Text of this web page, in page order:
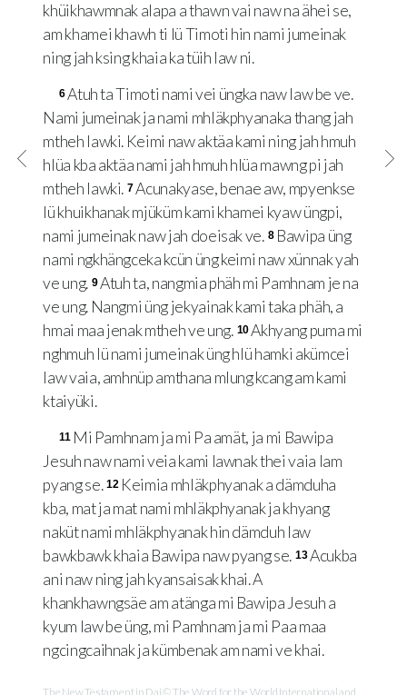
khüikhawmnak alapa a thawn vai naw na ähei se,
am khamei khawh ti lü Timoti hin nami jumeinak
ning jah ksing khaia ka tüih law ni.
6Atuh ta Timoti nami vei üngka naw law be ve.
Nami jumeinak ja nami mhläkphyanaka thang jah
mtheh lawki. Keimi naw aktäa kami ning jah hmuh
hlüa kba aktäa nami jah hmuh hlüa mawng pi jah
mtheh lawki. 7Acunakyase, benae aw, mpyenkse
lü khuikhanak mjüküm kami khamei kyaw üngpi,
nami jumeinak naw jah doeisak ve. 8 Bawipa üng
nami ngkhängceka kcün üng keimi naw xünnak yah
ve ung. 9Atuh ta, nangmia phäh mi Pamhnam je na
ve ung. Nangmi üng jekyainak kami taka phäh, a
hmai maa jenak mtheh ve ung. 10Akhyang puma mi
nghmuh lü nami jumeinak üng hlü hamki akümcei
law vaia, amhnüp amthana mlung kcang am kami
ktaiyüki.
11 Mi Pamhnam ja mi Pa amät, ja mi Bawipa
Jesuh naw nami veia kami lawnak thei vaia lam
pyang se. 12 Keimia mhläkphyanak a dämduha
kba, mat ja mat nami mhläkphyanak ja khyang
naküt nami mhläkphyanak hin dämduh law
bawkbawk khaia Bawipa naw pyang se. 13Acukba
ani naw ning jah kyansaisak khai. A
khankhawngsäe am atänga mi Bawipa Jesuh a
kyum law be üng, mi Pamhnam ja mi Paa maa
ngcingcaihnak ja kümbenak am nami ve khai.
The New Testament in Dai © The Word for the World International and